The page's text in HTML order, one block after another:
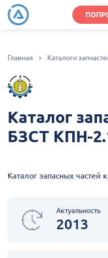
Главная Каталоги
Каталог
БЗСТ КПН-
Каталог запасных частей
Актуальность
2013